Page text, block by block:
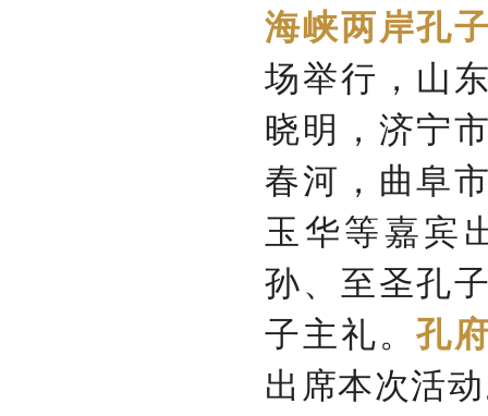
海峡两岸孔
场举行，山
晓明，济宁
春河，曲阜
玉华等嘉宾
孙、至圣孔
子主礼。孔
出席本次活